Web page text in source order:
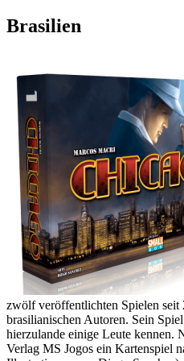
Brasilien
zwölf veröffentlichten Spielen seit
brasilianischen Autoren. Sein
hierzulande einige Leute kennen.
Verlag MS Jogos ein Kartenspiel